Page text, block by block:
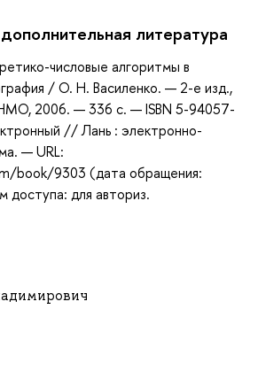
литература
числовые алгоритмы в
/ О. Н. Василенко. — 2-е изд.,
2006. — 336 с. — ISBN 5-94057-
// Лань : электронно-
— URL:
book/9303 (дата обращения:
для авториз.